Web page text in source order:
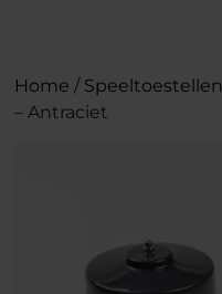
Home / Speeltoestellen
– Antraciet